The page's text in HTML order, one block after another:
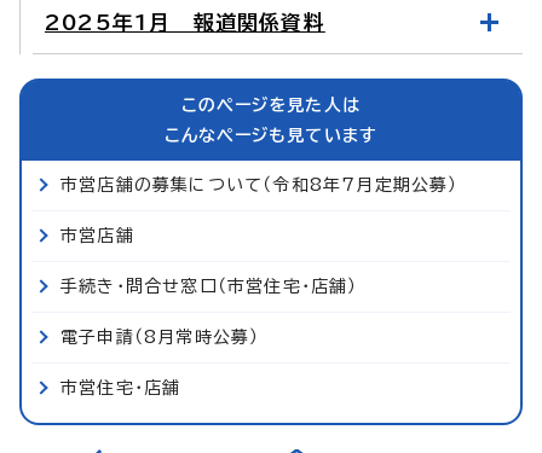
2025年1月 報道関係資料
このページを見た人は
こんなページも見ています
市営店舗の募集について（令和8年7月定期公募）
市営店舗
手続き・問合せ窓口（市営住宅・店舗）
電子申請（8月常時公募）
市営住宅・店舗